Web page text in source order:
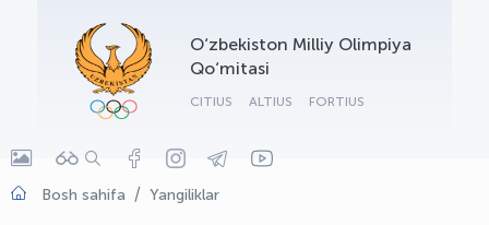
O‘zbekiston Milliy Olimpiya
Qo‘mitasi
CITIUS ALTIUS FORTIUS
Bosh sahifa Yangiliklar
OLYMPCHIK AI - yordamchi
Onlayn · olympic.uz